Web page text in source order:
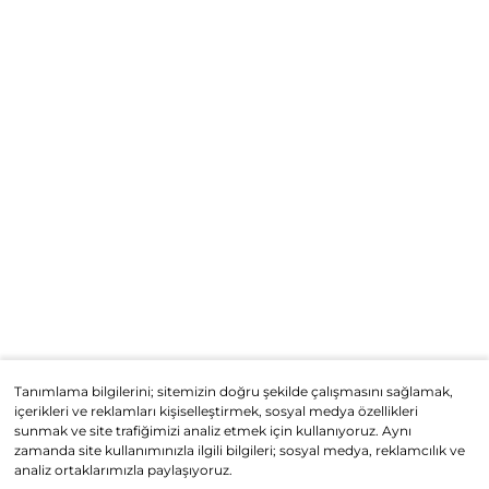
Tanımlama bilgilerini; sitemizin doğru şekilde çalışmasını sağlamak,
içerikleri ve reklamları kişiselleştirmek, sosyal medya özellikleri
sunmak ve site trafiğimizi analiz etmek için kullanıyoruz. Aynı
zamanda site kullanımınızla ilgili bilgileri; sosyal medya, reklamcılık ve
analiz ortaklarımızla paylaşıyoruz.